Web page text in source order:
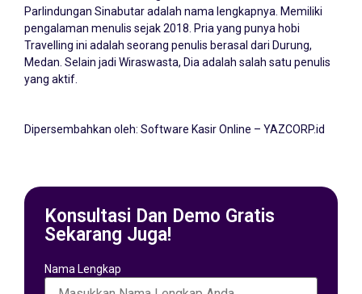
Parlindungan Sinabutar adalah nama lengkapnya. Memiliki
pengalaman menulis sejak 2018. Pria yang punya hobi
Travelling ini adalah seorang penulis berasal dari Durung,
Medan. Selain jadi Wiraswasta, Dia adalah salah satu penulis
yang aktif.
Dipersembahkan oleh: Software Kasir Online – YAZCORP.id
Konsultasi Dan Demo Gratis
Sekarang Juga!
Nama Lengkap